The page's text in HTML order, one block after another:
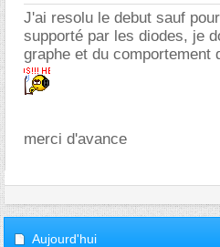
J'ai resolu le debut sauf
supporté par les diodes, je
graphe et du comportement
merci d'avance
Aujourd'hui